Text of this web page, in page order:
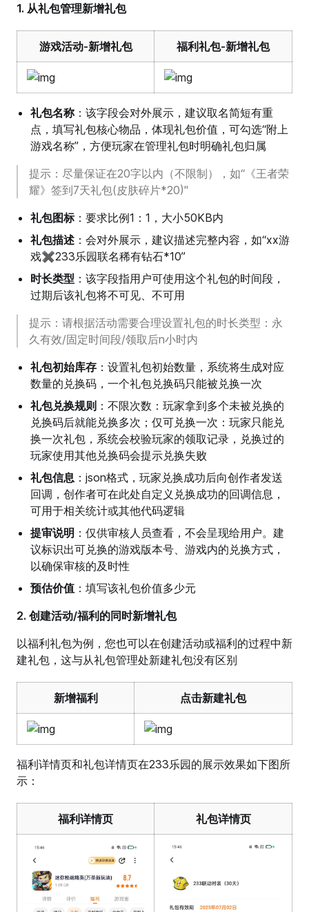
1. 从礼包管理新增礼包
游戏活动-新增礼包 福利礼包-新增礼包
礼包名称：该字段会对外展示，建议取名简短有重
点，填写礼包核心物品，体现礼包价值，可勾选“附上
游戏名称”，方便玩家在管理礼包时明确礼包归属
提示：尽量保证在20字以内（不限制），如“《王者荣
耀》签到7天礼包(皮肤碎片*20)"
礼包图标：要求比例1：1，大小50KB内
礼包描述 ：会对外展示，建议描述完整内容，如“xx游
戏✖233乐园联名稀有钻石*10”
时长类型 ：该字段指用户可使用这个礼包的时间段，
过期后该礼包将不可见、不可用
提示：请根据活动需要合理设置礼包的时长类型：永
久有效/固定时间段/领取后n小时内
礼包初始库存 ：设置礼包初始数量，系统将生成对应
数量的兑换码，一个礼包兑换码只能被兑换一次
礼包兑换规则 ：不限次数：玩家拿到多个未被兑换的
兑换码后就能兑换多次；仅可兑换一次：玩家只能兑
换一次礼包，系统会校验玩家的领取记录，兑换过的
玩家使用其他兑换码会提示兑换失败
礼包信息 ：json格式，玩家兑换成功后向创作者发送
回调，创作者可在此处自定义兑换成功的回调信息，
可用于相关统计或其他代码逻辑
提审说明 ：仅供审核人员查看，不会呈现给用户。建
议标识出可兑换的游戏版本号、游戏内的兑换方式，
以确保审核的及时性
预估价值 ：填写该礼包价值多少元
2. 创建活动/福利的同时新增礼包
以福利礼包为例，您也可以在创建活动或福利的过程中新
建礼包，这与从礼包管理处新建礼包没有区别
新增福利 点击新建礼包
福利详情页和礼包详情页在233乐园的展示效果如下图所
示：
福利详情页 礼包详情页